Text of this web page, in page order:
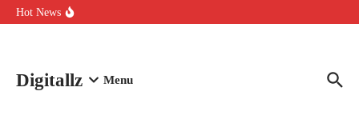
Aller au contenu
Hot News
Comment l’IA simplifie la data de caisse pour la transformer en
Digitallz Menu